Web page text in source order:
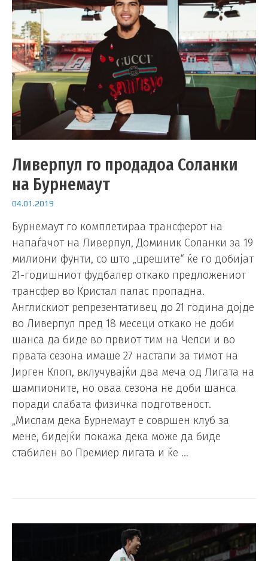
Ливерпул го продадоа Соланки
на Бурнемаут
04.01.2019
Бурнемаут го комплетираа трансферот на
напаѓачот на Ливерпул, Доминик Соланки за 19
милиони фунти, со што „црешите“ ќе го добијат
21-годишниот фудбалер откако предложениот
трансфер во Кристал палас пропадна.
Англискиот репрезентативец до 21 година дојде
во Ливерпул пред 18 месеци откако не доби
шанса да биде во првиот тим на Челси и во
првата сезона имаше 27 настапи за тимот на
Јирген Клоп, вклучувајќи два меча од Лигата на
шампионите, но оваа сезона не доби шанса
поради слабата физичка подготвеност.
„Мислам дека Бурнемаут е совршен клуб за
мене, бидејќи покажа дека може да биде
стабилен во Премиер лигата и ќе …